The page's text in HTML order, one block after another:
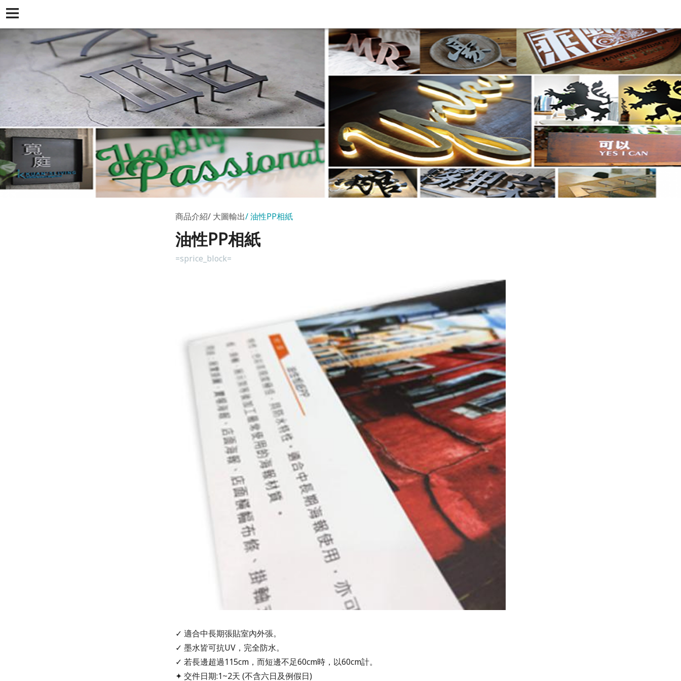
商品介紹 大圖輸出 油性PP相紙
油性PP相紙
=sprice_block=
✓ 適合中長期張貼室內外張。
✓ 墨水皆可抗UV，完全防水。
✓ 若長邊超過115cm，而短邊不足60cm時，以60cm計。
✦ 交件日期:1~2天 (不含六日及例假日)